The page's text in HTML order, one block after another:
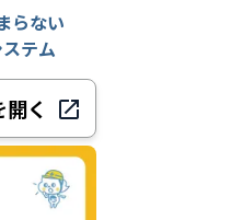
らない
テム
く